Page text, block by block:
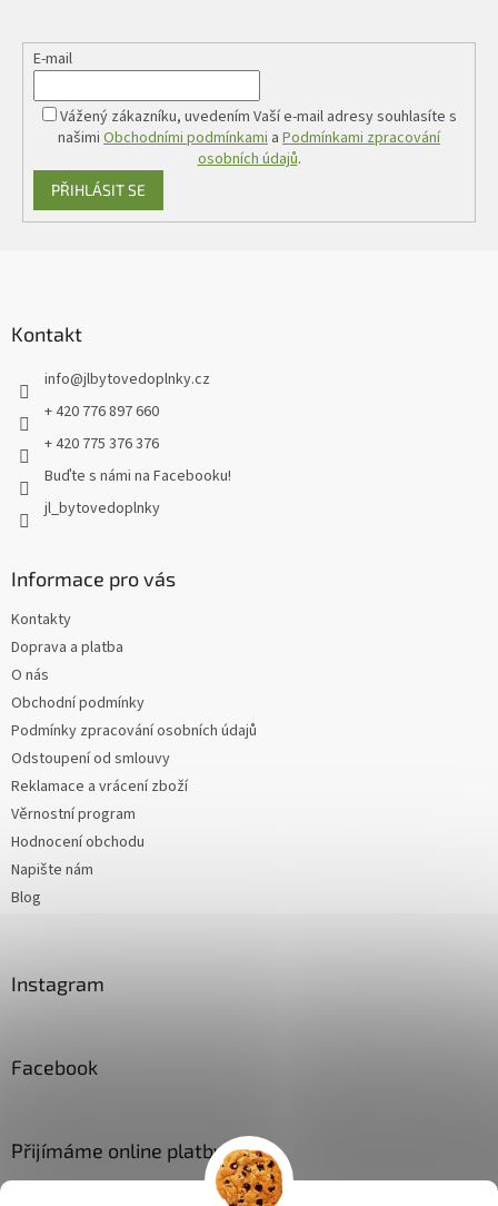
E-mail
Vážený zákazníku, uvedením Vaší e-mail adresy souhlasíte s
našimi Obchodními podmínkami a Podmínkami zpracování
osobních údajů.
PŘIHLÁSIT SE
Kontakt
info@jlbytovedoplnky.cz
+ 420 776 897 660
+ 420 775 376 376
Buďte s námi na Facebooku!
jl_bytovedoplnky
Informace pro vás
Kontakty
Doprava a platba
O nás
Obchodní podmínky
Podmínky zpracování osobních údajů
Odstoupení od smlouvy
Reklamace a vrácení zboží
Věrnostní program
Hodnocení obchodu
Napište nám
Blog
Instagram
Facebook
Přijímáme online platby